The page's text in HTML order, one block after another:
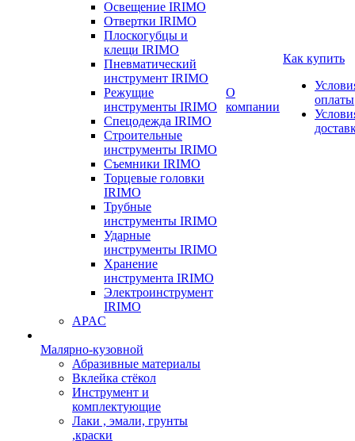
Освещение IRIMO
Отвертки IRIMO
Плоскогубцы и
клещи IRIMO
Пневматический
инструмент IRIMO
Режущие
инструменты IRIMO
Спецодежда IRIMO
Строительные
инструменты IRIMO
Съемники IRIMO
Торцевые головки
IRIMO
Трубные
инструменты IRIMO
Ударные
инструменты IRIMO
Хранение
инструмента IRIMO
Электроинструмент
IRIMO
APAC
Малярно-кузовной
Абразивные материалы
Вклейка стёкол
Инструмент и
комплектующие
Лаки , эмали, грунты
,краски
О
компании
Как купить
оплаты